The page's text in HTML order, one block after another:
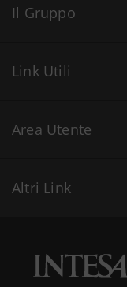
Il Gruppo
Link Utili
Area Utente
Altri Link